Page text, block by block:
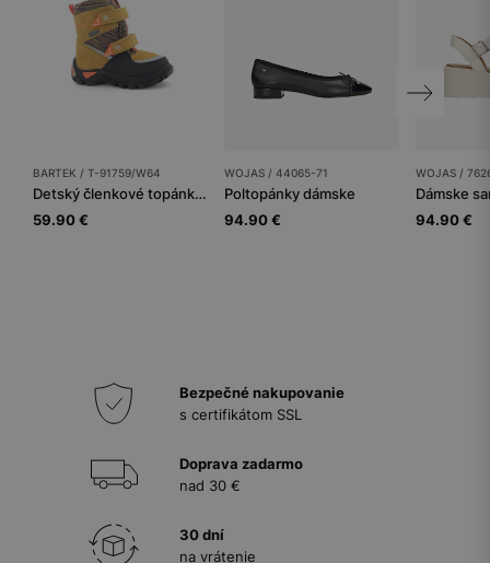
BARTEK / T-91759/W64
Detský členkové topánky BARTEK
59.90 €
WOJAS / 44065-71
Poltopánky dámske
94.90 €
WOJAS /
Dámske
94.90 €
Bezpečné nakupovanie
s certifikátom SSL
Doprava zadarmo
nad 30 €
30 dní
na vrátenie